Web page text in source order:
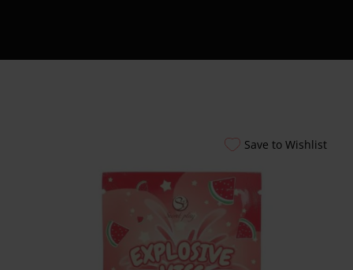
Ασφάλεια
Αυτόματοι
Πωλητές 24 Ώρες –
Λακωνίας 10
Πειραιάς
Save to Wishlist